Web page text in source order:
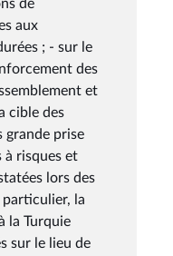
de
aux
; - sur le
des
et
cible des
grande prise
à risques et
lors des
la
la Turquie
sur le lieu de